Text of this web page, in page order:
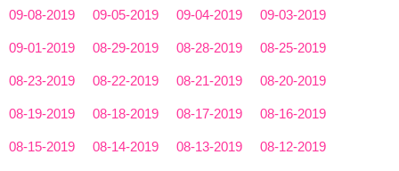
09-08-2019 09-05-2019 09-04-2019 09-03-2019
09-01-2019 08-29-2019 08-28-2019 08-25-2019
08-23-2019 08-22-2019 08-21-2019 08-20-2019
08-19-2019 08-18-2019 08-17-2019 08-16-2019
08-15-2019 08-14-2019 08-13-2019 08-12-2019